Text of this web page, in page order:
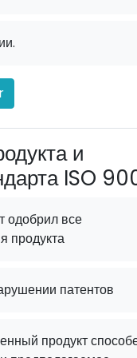
и
ISO
одобрил все
продукта
патентов
продукт